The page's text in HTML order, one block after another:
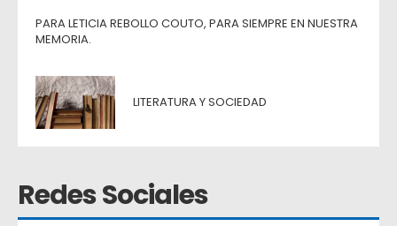
PARA LETICIA REBOLLO COUTO, PARA SIEMPRE EN NUESTRA
MEMORIA.
LITERATURA Y SOCIEDAD
Redes Sociales